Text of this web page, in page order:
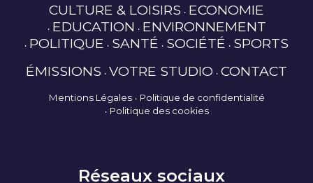
CULTURE & LOISIRS ECONOMIE
EDUCATION ENVIRONNEMENT
POLITIQUE SANTÉ SOCIÉTÉ SPORTS
ÉMISSIONS VOTRE STUDIO CONTACT
Mentions Légales
Politique de confidentialité
Politique des cookies
Réseaux sociaux